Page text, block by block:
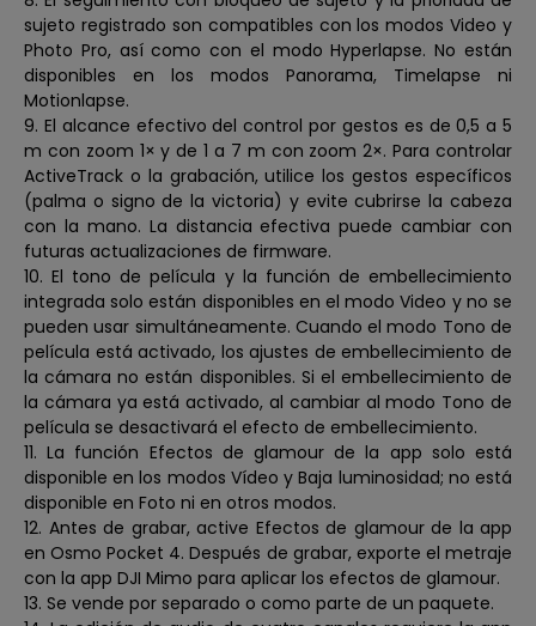
sujeto registrado son compatibles con los modos Video y
Photo Pro, así como con el modo Hyperlapse. No están
disponibles en los modos Panorama, Timelapse ni
Motionlapse.
9. El alcance efectivo del control por gestos es de 0,5 a 5
m con zoom 1× y de 1 a 7 m con zoom 2×. Para controlar
ActiveTrack o la grabación, utilice los gestos específicos
(palma o signo de la victoria) y evite cubrirse la cabeza
con la mano. La distancia efectiva puede cambiar con
futuras actualizaciones de firmware.
10. El tono de película y la función de embellecimiento
integrada solo están disponibles en el modo Video y no se
pueden usar simultáneamente. Cuando el modo Tono de
película está activado, los ajustes de embellecimiento de
la cámara no están disponibles. Si el embellecimiento de
la cámara ya está activado, al cambiar al modo Tono de
película se desactivará el efecto de embellecimiento.
11. La función Efectos de glamour de la app solo está
disponible en los modos Vídeo y Baja luminosidad; no está
disponible en Foto ni en otros modos.
12. Antes de grabar, active Efectos de glamour de la app
en Osmo Pocket 4. Después de grabar, exporte el metraje
con la app DJI Mimo para aplicar los efectos de glamour.
13. Se vende por separado o como parte de un paquete.